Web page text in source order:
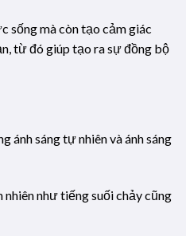
sống mà còn tạo cảm giác
từ đó giúp tạo ra sự đồng bộ
ánh sáng tự nhiên và ánh sáng
như tiếng suối chảy cũng